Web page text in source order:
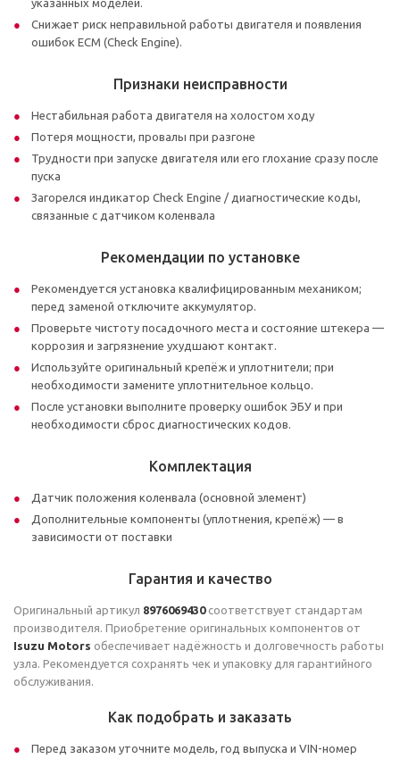
указанных моделей.
Снижает риск неправильной работы двигателя и появления
ошибок ECM (Check Engine).
Признаки неисправности
Нестабильная работа двигателя на холостом ходу
Потеря мощности, провалы при разгоне
Трудности при запуске двигателя или его глохание сразу после
пуска
Загорелся индикатор Check Engine / диагностические коды,
связанные с датчиком коленвала
Рекомендации по установке
Рекомендуется установка квалифицированным механиком;
перед заменой отключите аккумулятор.
Проверьте чистоту посадочного места и состояние штекера —
коррозия и загрязнение ухудшают контакт.
Используйте оригинальный крепёж и уплотнители; при
необходимости замените уплотнительное кольцо.
После установки выполните проверку ошибок ЭБУ и при
необходимости сброс диагностических кодов.
Комплектация
Датчик положения коленвала (основной элемент)
Дополнительные компоненты (уплотнения, крепёж) — в
зависимости от поставки
Гарантия и качество
Оригинальный артикул 8976069430соответствует стандартам
производителя. Приобретение оригинальных компонентов от
Isuzu Motors обеспечивает надёжность и долговечность работы
узла. Рекомендуется сохранять чек и упаковку для гарантийного
обслуживания.
Как подобрать и заказать
Перед заказом уточните модель, год выпуска и VIN-номер